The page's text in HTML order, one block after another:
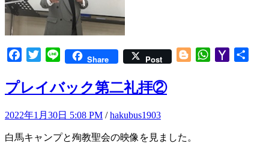
Facebook
TwitterLine Share Post BloggerWhatsApp
Yahoo
プレイバック第二礼拝②
2022年1月30日 5:08 PM /hakubus1903
白馬キャンプと殉教聖会の映像を見ました。